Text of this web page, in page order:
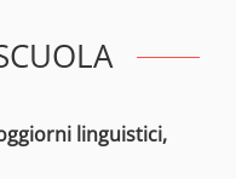
linguistici,